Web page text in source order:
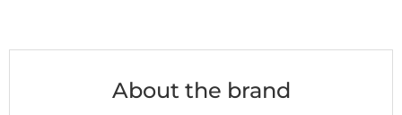
About the brand